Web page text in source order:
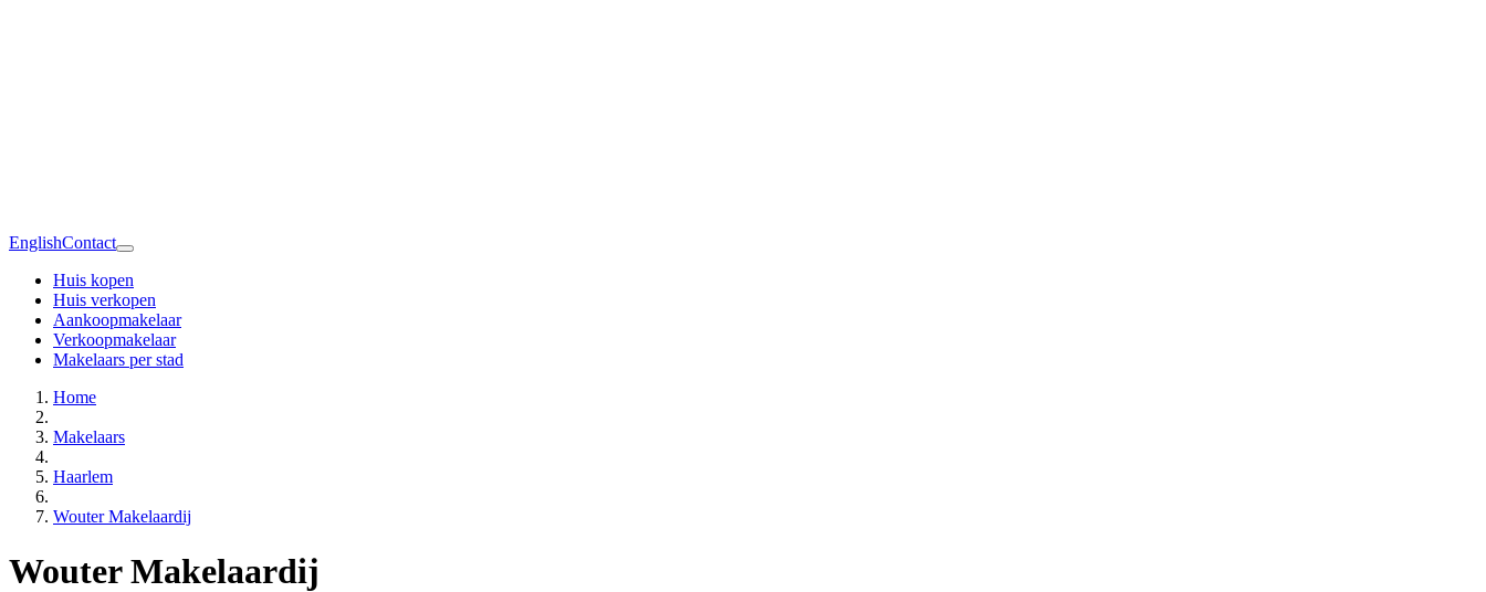
EnglishContact
Huis kopen
Huis verkopen
Aankoopmakelaar
Verkoopmakelaar
Makelaars per stad
Home
Makelaars
Haarlem
Wouter Makelaardij
Wouter Makelaardij